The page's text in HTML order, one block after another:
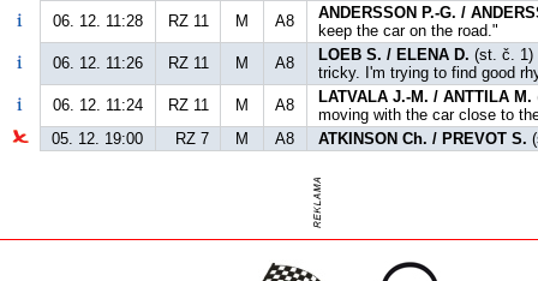
06. 12. 11:28
RZ 11 M A8
ANDERSSON P.-G. /
keep the car on the road."
06. 12. 11:26
RZ 11 M A8 LOEB S. / ELENA D. (st. č. 1)
tricky. I'm trying to find good
06. 12. 11:24
RZ 11 M A8 LATVALA J.-M. / ANTTILA M.
moving with the car close to
05. 12. 19:00
RZ 7 M A8 ATKINSON Ch. / PREVOT S.